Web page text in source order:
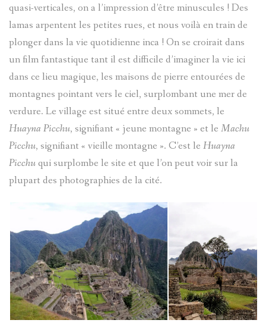
quasi-verticales, on a l’impression d’être minuscules ! Des
lamas arpentent les petites rues, et nous voilà en train de
plonger dans la vie quotidienne inca ! On se croirait dans
un film fantastique tant il est difficile d’imaginer la vie ici
dans ce lieu magique, les maisons de pierre entourées de
montagnes pointant vers le ciel, surplombant une mer de
verdure. Le village est situé entre deux sommets, le
Huayna Picchu, signifiant « jeune montagne » et le Machu
Picchu, signifiant « vieille montagne ». C’est le Huayna
Picchuqui surplombe le site et que l’on peut voir sur la
plupart des photographies de la cité.